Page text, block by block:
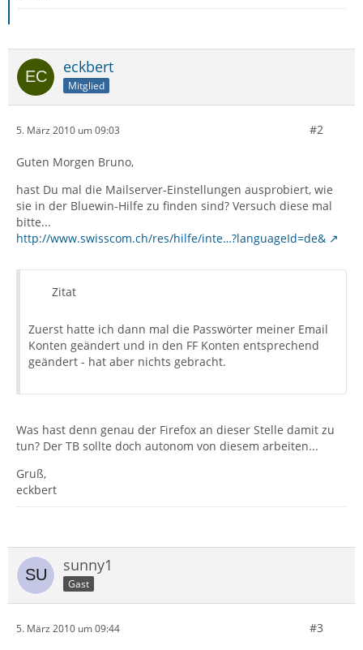
eckbert
Mitglied
5. März 2010 um 09:03 #2
Guten Morgen Bruno,
hast Du mal die Mailserver-Einstellungen ausprobiert, wie
sie in der Bluewin-Hilfe zu finden sind? Versuch diese mal
bitte...
http://www.swisscom.ch/res/hilfe/inte…?languageId=de&
Zitat
Zuerst hatte ich dann mal die Passwörter meiner Email
Konten geändert und in den FF Konten entsprechend
geändert - hat aber nichts gebracht.
Was hast denn genau der Firefox an dieser Stelle damit zu
tun? Der TB sollte doch autonom von diesem arbeiten...
Gruß,
eckbert
sunny1
Gast
5. März 2010 um 09:44 #3